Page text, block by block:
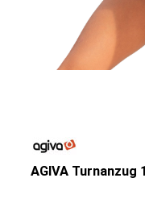
AGIVA Turnanzug